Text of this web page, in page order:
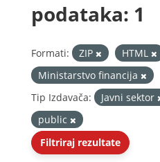
podataka: 1
Formati: ZIP HTML
Ministarstvo financija
Tip Izdavača:
Javni sektor
public
Filtriraj rezultate